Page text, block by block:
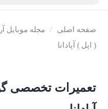
صفحه اصلی / مجله موبایل
( اپل ) آپادانا
تعمیرات تخصصی